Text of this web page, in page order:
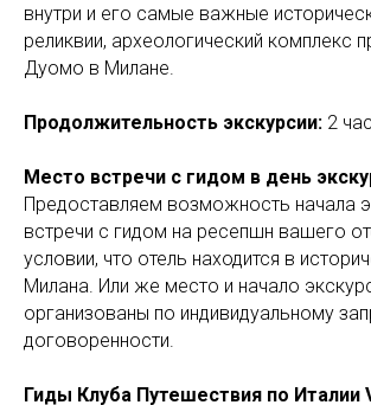
внутри и его самые важные
реликвии, археологический комплекс
Дуомо в Милане.
Продолжительность экскурсии: 2
Место встречи с гидом в день
Предоставляем возможность начала
встречи с гидом на ресепшн вашего
условии, что отель находится в
Милана. Или же место и начало
организованы по индивидуальному
договоренности.
Гиды Клуба Путешествия по Италии